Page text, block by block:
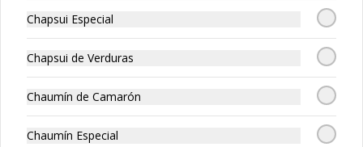
Cerdo Champiñón Cerdo Chunsan
Chapsui Especial
Chapsui de Verduras
Chaumín de Camarón
Chaumín Especial